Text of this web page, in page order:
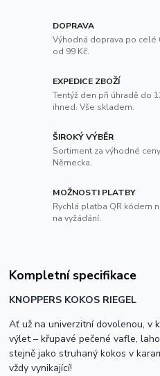
DOPRAVA
Výhodná doprava po celé
od 99 Kč.
EXPEDICE ZBOŽÍ
Tentýž den při úhradě do
ihned. Vše skladem.
ŠIROKÝ VÝBĚR
Sortiment za výhodné
Německa.
MOŽNOSTI PLATBY
Rychlá platba QR kódem
na vyžádání.
Kompletní specifikace
KNOPPERS KOKOS RIEGEL
Ať už na univerzitní dovolenou, v
výlet – křupavé pečené vafle,
stejně jako struhaný kokos v
vždy vynikající!